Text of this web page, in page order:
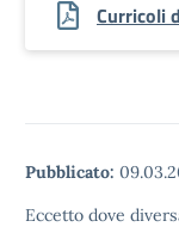
Curricoli
Pubblicato:
Eccetto dove